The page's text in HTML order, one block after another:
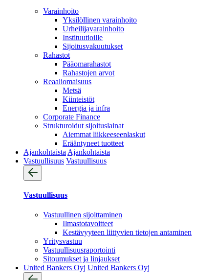
Varainhoito
Yksilöllinen varainhoito
Urheilijavarainhoito
Instituutioille
Sijoitusvakuutukset
Rahastot
Pääomarahastot
Rahastojen arvot
Reaaliomaisuus
Metsä
Kiinteistöt
Energia ja infra
Corporate Finance
Strukturoidut sijoituslainat
Aiemmat liikkeeseenlaskut
Erääntyneet tuotteet
Ajankohtaista Ajankohtaista
Vastuullisuus Vastuullisuus
Vastuullisuus
Vastuullinen sijoittaminen
Ilmastotavoitteet
Kestävyyteen liittyvien tietojen antaminen
Yritysvastuu
Vastuullisuus­raportointi
Sitoumukset ja linjaukset
United Bankers Oyj United Bankers Oyj